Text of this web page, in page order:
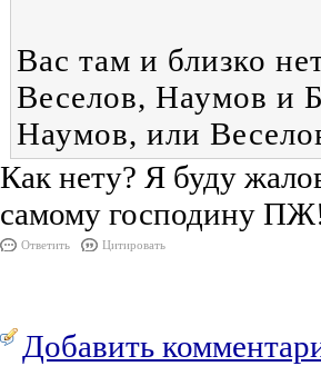
Вас там и близко
Веселов, Наумов и
Наумов, или
Как нету? Я буду
самому господину
Ответить Цитировать
Добавить